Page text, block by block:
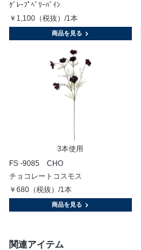
ｸﾞﾚｰﾌﾟﾍﾞﾘｰﾊﾞｲﾝ
￥1,100（税抜）/1本
商品を見る
3本使用
FS -9085 CHO
チョコレートコスモス
￥680（税抜）/1本
商品を見る
関連アイテム